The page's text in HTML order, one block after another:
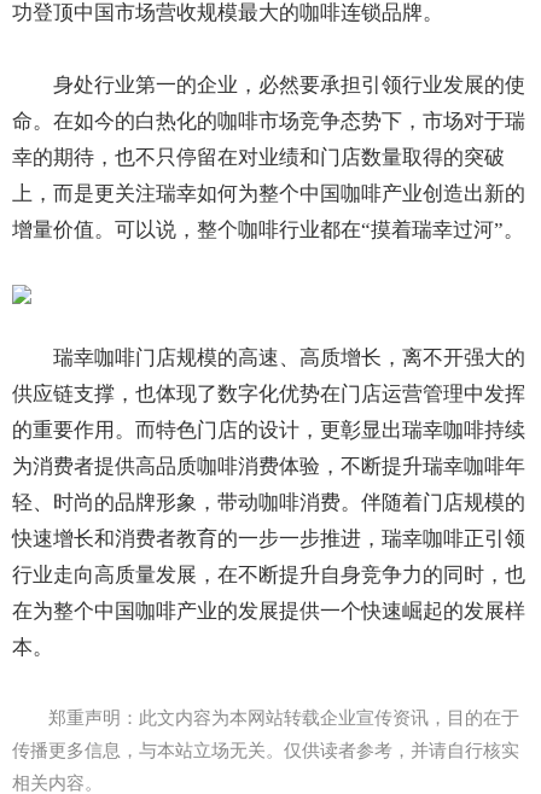
功登顶中国市场营收规模最大的咖啡连锁品牌。
身处行业第一的企业，必然要承担引领行业发展的使
命。在如今的白热化的咖啡市场竞争态势下，市场对于瑞
幸的期待，也不只停留在对业绩和门店数量取得的突破
上，而是更关注瑞幸如何为整个中国咖啡产业创造出新的
增量价值。可以说，整个咖啡行业都在“摸着瑞幸过河”。
瑞幸咖啡门店规模的高速、高质增长，离不开强大的
供应链支撑，也体现了数字化优势在门店运营管理中发挥
的重要作用。而特色门店的设计，更彰显出瑞幸咖啡持续
为消费者提供高品质咖啡消费体验，不断提升瑞幸咖啡年
轻、时尚的品牌形象，带动咖啡消费。伴随着门店规模的
快速增长和消费者教育的一步一步推进，瑞幸咖啡正引领
行业走向高质量发展，在不断提升自身竞争力的同时，也
在为整个中国咖啡产业的发展提供一个快速崛起的发展样
本。
郑重声明：此文内容为本网站转载企业宣传资讯，目的在于
传播更多信息，与本站立场无关。仅供读者参考，并请自行核实
相关内容。